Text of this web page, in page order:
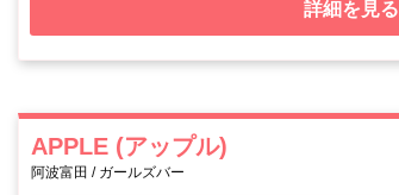
詳細を見る
APPLE (アップル)
阿波富田 / ガールズバー